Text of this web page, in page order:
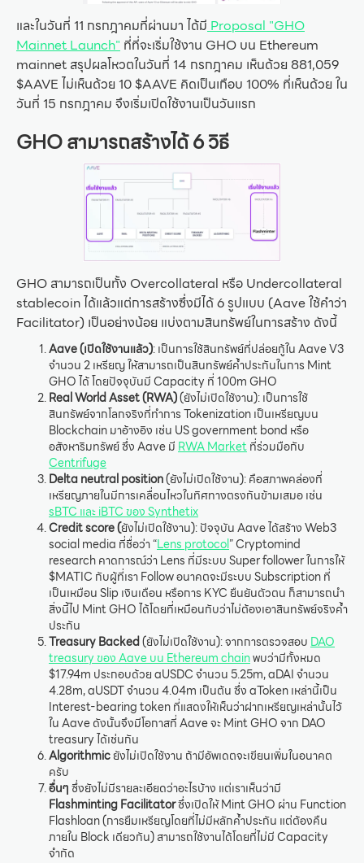
และในวันที่ 11 กรกฎาคมที่ผ่านมา ได้มี Proposal "GHO
Mainnet Launch" ที่ที่จะเริ่มใช้งาน GHO บน Ethereum
mainnet สรุปผลโหวตในวันที่ 14 กรกฎาคม เห็นด้วย 881,059
$AAVE ไม่เห็นด้วย 10 $AAVE คิดเป็นเกือบ 100% ที่เห็นด้วย ใน
วันที่ 15 กรกฎาคม จึงเริ่มเปิดใช้งานเป็นวันแรก
GHO สามารถสร้างได้ 6 วิธี
GHO สามารถเป็นทั้ง Overcollateral หรือ Undercollateral
stablecoin ได้แล้วแต่การสร้างซึ่งมีได้ 6 รูปแบบ (Aave ใช้คำว่า
Facilitator) เป็นอย่างน้อย แบ่งตามสินทรัพย์ในการสร้าง ดังนี้
Aave (เปิดใช้งานแล้ว): เป็นการใช้สินทรัพย์ที่ปล่อยกู้ใน Aave V3
จำนวน 2 เหรียญ ให้สามารถเป็นสินทรัพย์ค้ำประกันในการ Mint
GHO ได้ โดยปัจจุบันมี Capacity ที่ 100m GHO
Real World Asset (RWA)(ยังไม่เปิดใช้งาน): เป็นการใช้
สินทรัพย์จากโลกจริงที่ทำการ Tokenization เป็นเหรียญบน
Blockchain มาอ้างอิง เช่น US government bond หรือ
อสังหาริมทรัพย์ ซึ่ง Aave มี RWA Marketที่ร่วมมือกับ
Centrifuge
Delta neutral position(ยังไม่เปิดใช้งาน): คือสภาพคล่องที่
เหรียญภายในมีการเคลื่อนไหวในทิศทางตรงกันข้ามเสมอ เช่น
sBTC และ iBTC ของ Synthetix
Credit score (ยังไม่เปิดใช้งาน): ปัจจุบัน Aave ได้สร้าง Web3
social media ที่ชื่อว่า “Lens protocol” Cryptomind
research คาดการณ์ว่า Lens ที่มีระบบ Super follower ในการให้
$MATIC กับผู้ที่เรา Follow อนาคตจะมีระบบ Subscription ที่
เป็นเหมือน Slip เงินเดือน หรือการ KYC ยืนยันตัวตน ก็สามารถนำ
สิ่งนี้ไป Mint GHO ได้โดยที่เหมือนกับว่าไม่ต้องเอาสินทรัพย์จริงค้ำ
ประกัน
Treasury Backed(ยังไม่เปิดใช้งาน): จากการตรวจสอบ DAO
treasury ของ Aave บน Ethereum chainพบว่ามีทั้งหมด
$17.94m ประกอบด้วย aUSDC จำนวน 5.25m, aDAI จำนวน
4.28m, aUSDT จำนวน 4.04m เป็นต้น ซึ่ง aToken เหล่านี้เป็น
Interest-bearing token ที่แสดงให้เห็นว่าฝากเหรียญเหล่านั้นไว้
ใน Aave ดังนั้นจึงมีโอกาสที่ Aave จะ Mint GHO จาก DAO
treasury ได้เช่นกัน
Algorithmicยังไม่เปิดใช้งาน ถ้ามีอัพเดตจะเขียนเพิ่มในอนาคต
ครับ
อื่นๆซึ่งยังไม่มีรายละเอียดว่าอะไรบ้าง แต่เราเห็นว่ามี
Flashminting Facilitatorซึ่งเปิดให้ Mint GHO ผ่าน Function
Flashloan (การยืมเหรียญโดยที่ไม่มีหลักค้ำประกัน แต่ต้องคืน
ภายใน Block เดียวกัน) สามารถใช้งานได้โดยที่ไม่มี Capacity
จำกัด